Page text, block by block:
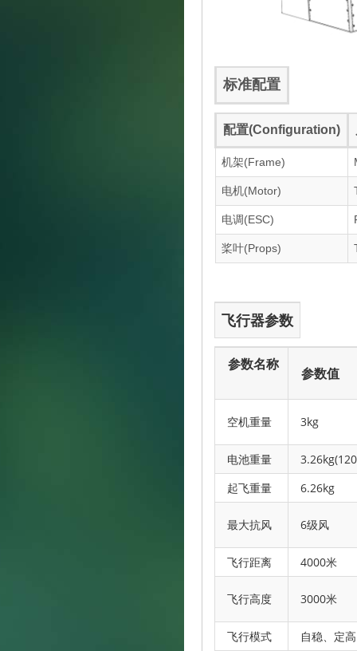
标准配置
配置(Configuration)
机架(Frame)
电机(Motor)
电调(ESC)
桨叶(Props)
飞行器参数
参数名称
参数值
空机重量 3kg
电池重量
起飞重量
6.26kg
最大抗风 6级风
飞行距离 4000米
飞行高度 3000米
飞行模式
自稳、定